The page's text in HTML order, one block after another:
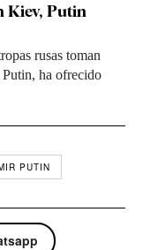
Kiev, Putin
rusas toman
ha ofrecido
PUTIN